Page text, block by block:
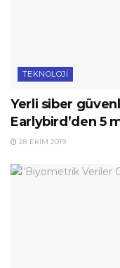
TEKNOLOJI
Yerli siber
Earlybird’den 5
28 EKIM 2019